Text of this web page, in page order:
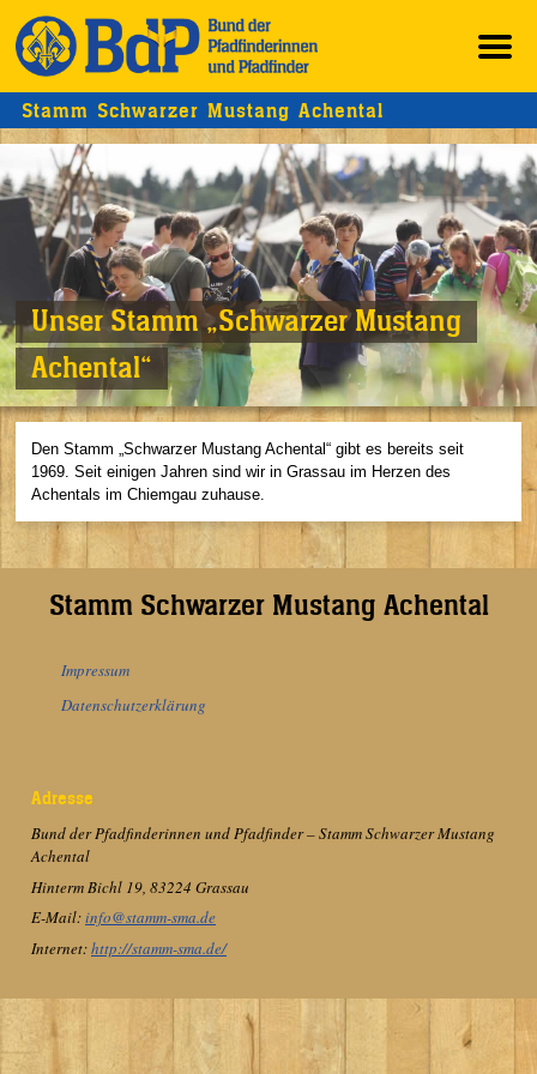
Stamm Schwarzer Mustang Achental
Unser Stamm „Schwarzer Mustang
Achental“
Den Stamm „Schwarzer Mustang Achental“ gibt es bereits seit
1969. Seit einigen Jahren sind wir in Grassau im Herzen des
Achentals im Chiemgau zuhause.
Stamm Schwarzer Mustang Achental
Impressum
Datenschutzerklärung
Adresse
Bund der Pfadfinderinnen und Pfadfinder – Stamm Schwarzer Mustang
Achental
Hinterm Bichl 19, 83224 Grassau
E-Mail:info@stamm-sma.de
Internet:http://stamm-sma.de/